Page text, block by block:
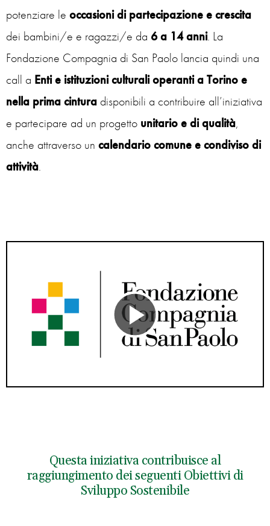
potenziare le occasioni di partecipazione e crescita
dei bambini/e e ragazzi/e da 6 a 14 anni. La
Fondazione Compagnia di San Paolo lancia quindi una
call a Enti e istituzioni culturali operanti a Torino e
nella prima cintura disponibili a contribuire all’iniziativa
e partecipare ad un progetto unitario e di qualità,
anche attraverso un calendario comune e condiviso di
attività.
Riproduci
Questa iniziativa contribuisce al
raggiungimento dei seguenti Obiettivi di
Sviluppo Sostenibile